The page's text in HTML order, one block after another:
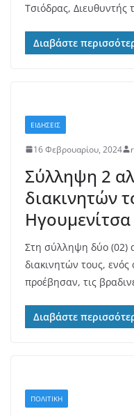
Τσιόδρας, Διευθυντής
Διαβάστε
ΕΙΔΗΣΕΙΣ
16 Φεβρουαρίου, 2024
Σύλληψη 2
διακινητών
Ηγουμενίτσα
Στη σύλληψη δύο (02)
διακινητών τους,
προέβησαν, τις
Διαβάστε
ΠΟΛΙΤΙΚΗ